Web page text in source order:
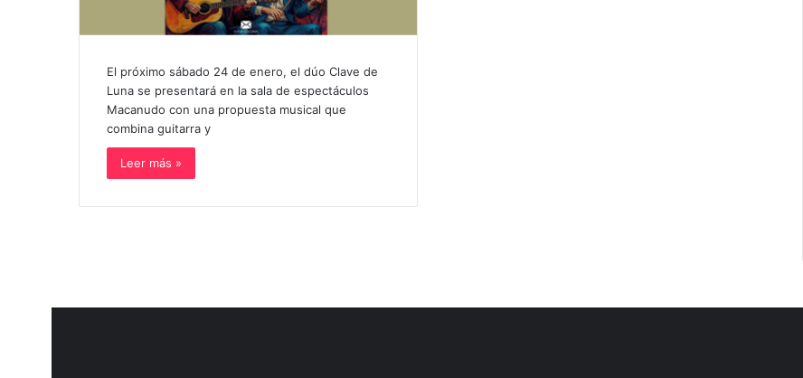
El próximo sábado 24 de enero, el dúo Clave de
Luna se presentará en la sala de espectáculos
Macanudo con una propuesta musical que
combina guitarra y
Leer más »